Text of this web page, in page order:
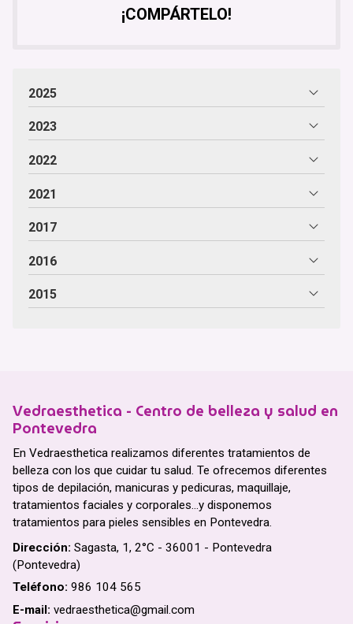
¡COMPÁRTELO!
2025
2023
2022
2021
2017
2016
2015
Vedraesthetica - Centro de belleza y salud en
Pontevedra
En Vedraesthetica realizamos diferentes tratamientos de
belleza con los que cuidar tu salud. Te ofrecemos diferentes
tipos de depilación, manicuras y pedicuras, maquillaje,
tratamientos faciales y corporales...y disponemos
tratamientos para pieles sensibles en Pontevedra.
Dirección: Sagasta, 1, 2°C - 36001 - Pontevedra
(Pontevedra)
Teléfono: 986 104 565
E-mail: vedraesthetica@gmail.com